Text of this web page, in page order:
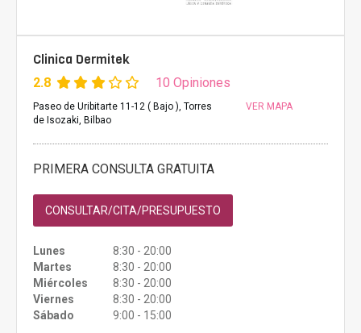
Clinica Dermitek
2.8 10 Opiniones
Paseo de Uribitarte 11-12 ( Bajo ), Torres
de Isozaki, Bilbao
VER MAPA
PRIMERA CONSULTA GRATUITA
CONSULTAR/CITA/PRESUPUESTO
Lunes
8:30 - 20:00
Martes
8:30 - 20:00
Miércoles
8:30 - 20:00
Viernes
8:30 - 20:00
Sábado
9:00 - 15:00